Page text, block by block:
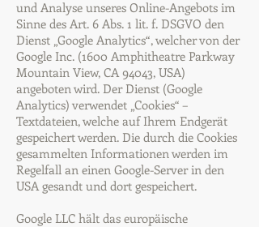
und Analyse unseres Online-Angebots im
Sinne des Art. 6 Abs. 1 lit. f. DSGVO den
Dienst „Google Analytics“, welcher von der
Google Inc. (1600 Amphitheatre Parkway
Mountain View, CA 94043, USA)
angeboten wird. Der Dienst (Google
Analytics) verwendet „Cookies“ –
Textdateien, welche auf Ihrem Endgerät
gespeichert werden. Die durch die Cookies
gesammelten Informationen werden im
Regelfall an einen Google-Server in den
USA gesandt und dort gespeichert.
Google LLC hält das europäische